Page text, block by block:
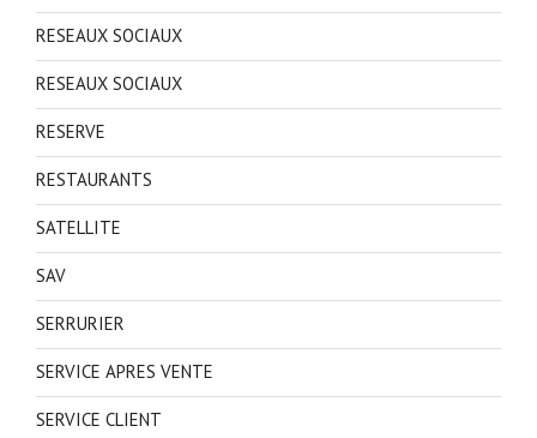
RESEAUX SOCIAUX
RESEAUX SOCIAUX
RESERVE
RESTAURANTS
SATELLITE
SAV
SERRURIER
SERVICE APRES VENTE
SERVICE CLIENT